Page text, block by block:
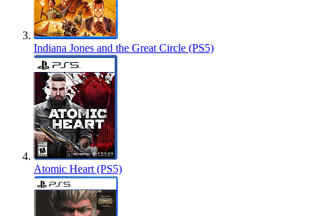
Indiana Jones and the Great Circle (PS5)
Atomic Heart (PS5)